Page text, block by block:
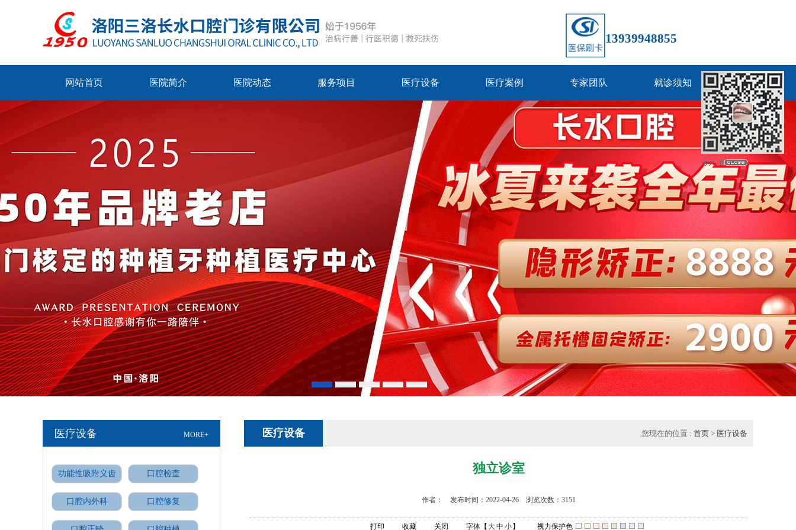
13939948855
网站首页 医院简介 医院动态 服务项目 医疗设备 医疗案例 专家团队 就诊须知
医疗设备 MORE+
功能性吸附义齿 口腔检查
口腔内外科 口腔修复
医疗设备 您现在的位置 : 首页 > 医疗设备
独立诊室
作者： 发布时间：2022-04-26 浏览次数：3151
打印 收藏 关闭 字体【 大中 小 】 视力保护色